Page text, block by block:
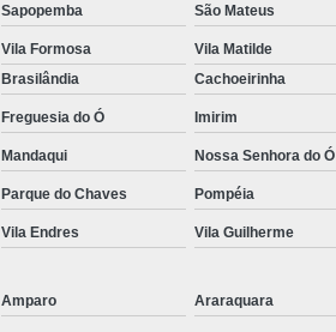
Sapopemba São Mateus
Vila Formosa Vila Matilde
Brasilândia Cachoeirinha
Freguesia do Ó Imirim
Mandaqui Nossa Senhora do Ó
Parque do Chaves Pompéia
Vila Endres Vila Guilherme
Amparo Araraquara